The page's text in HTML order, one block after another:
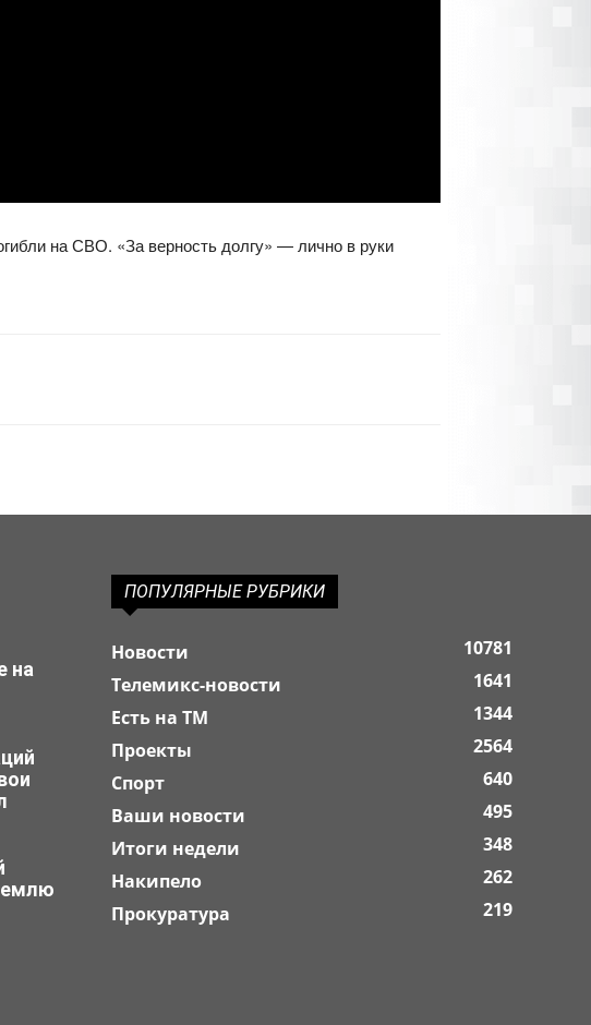
на СВО. «За верность долгу» — лично в руки
на
ПОПУЛЯРНЫЕ РУБРИКИ
Новости
10781
Телемикс-новости
1641
Есть на ТМ
1344
Проекты
2564
Спорт
640
Ваши новости
495
Итоги недели
348
Накипело
262
Прокуратура
219